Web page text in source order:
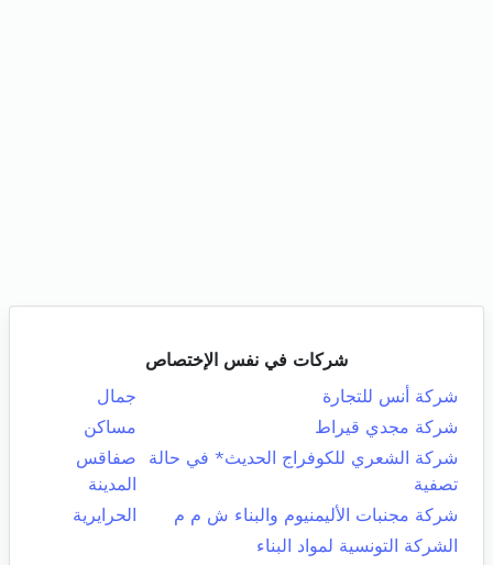
شركات في نفس الإختصاص
شركة أنس للتجارة
جمال
شركة مجدي قيراط
مساكن
شركة الشعري للكوفراج الحديث* في حالة
تصفية
صفاقس
المدينة
شركة مجنبات الأليمنيوم والبناء ش م م
الحرايرية
الشركة التونسية لمواد البناء